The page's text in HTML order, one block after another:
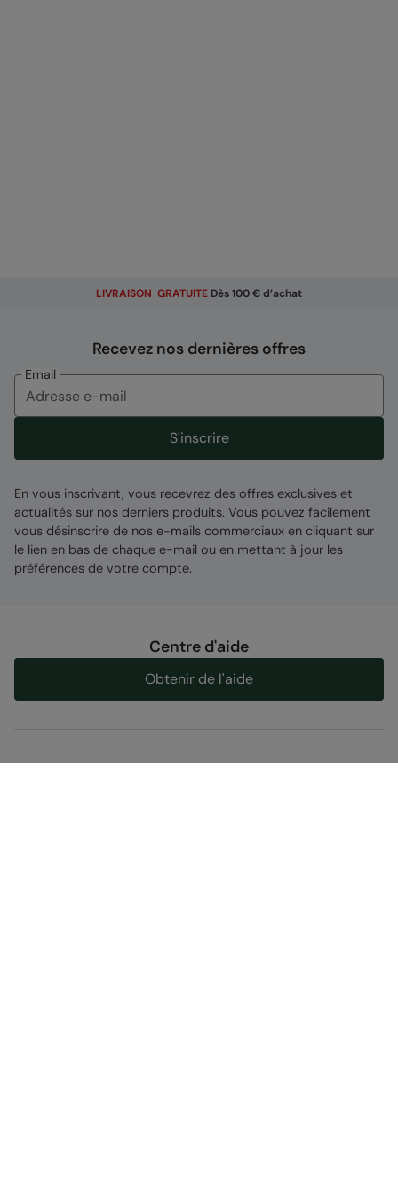
LIVRAISON GRATUITE Dès 100 € d’achat
Recevez nos dernières offres
Email
S'inscrire
En vous inscrivant, vous recevrez des offres exclusives et
actualités sur nos derniers produits. Vous pouvez facilement
vous désinscrire de nos e-mails commerciaux en cliquant sur
le lien en bas de chaque e-mail ou en mettant à jour les
préférences de votre compte.
Centre d'aide
Obtenir de l'aide